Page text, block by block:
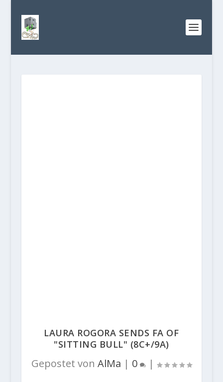
LAURA ROGORA SENDS FA OF
"SITTING BULL" (8C+/9A)
Gepostet von AlMa | 0 |